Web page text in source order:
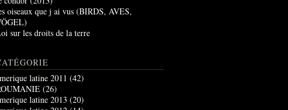
oiseaux que j ai vus (BIRDS, AVES,
sur les droits de la terre
latine 2011 (42)
(26)
latine 2013 (20)